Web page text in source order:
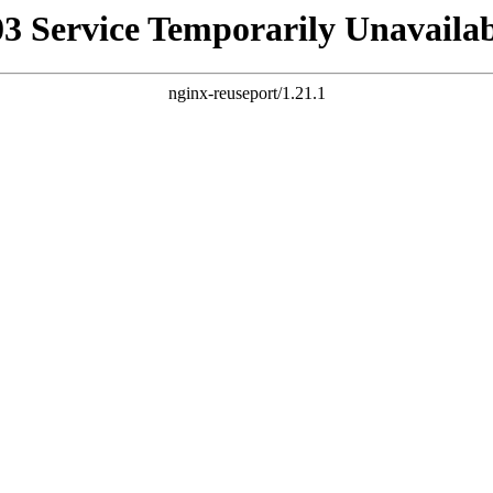
Service Temporarily
nginx-reuseport/1.21.1